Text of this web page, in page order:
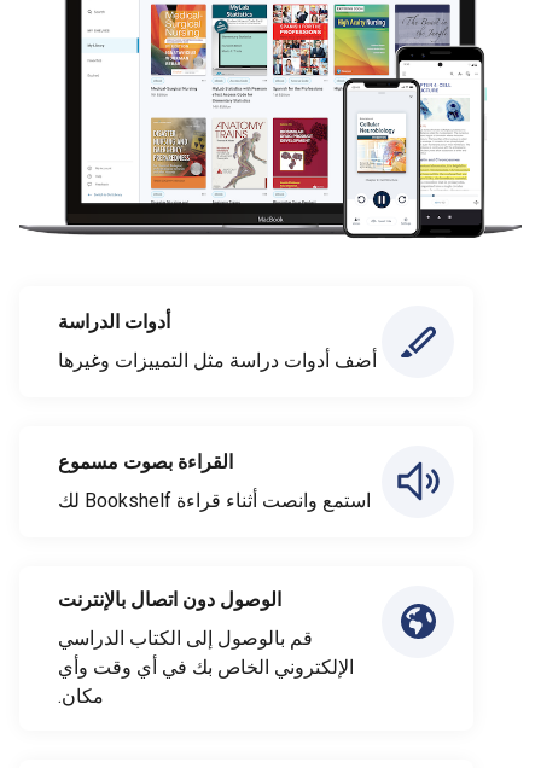
أدوات الدراسة
أضف أدوات دراسة مثل التمييزات وغيرها
القراءة بصوت مسموع
استمع وانصت أثناء قراءة Bookshelf لك
الوصول دون اتصال بالإنترنت
قم بالوصول إلى الكتاب الدراسي
الإلكتروني الخاص بك في أي وقت وأي
مكان.